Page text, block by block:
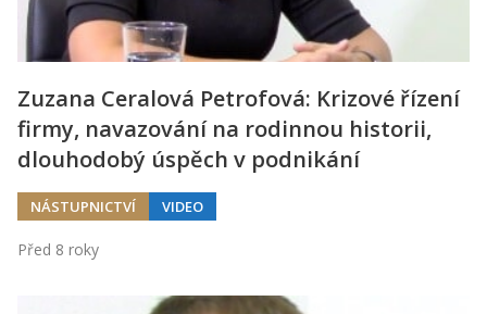
Zuzana Ceralová Petrofová: Krizové řízení
firmy, navazování na rodinnou historii,
dlouhodobý úspěch v podnikání
NÁSTUPNICTVÍ VIDEO
Před 8 roky